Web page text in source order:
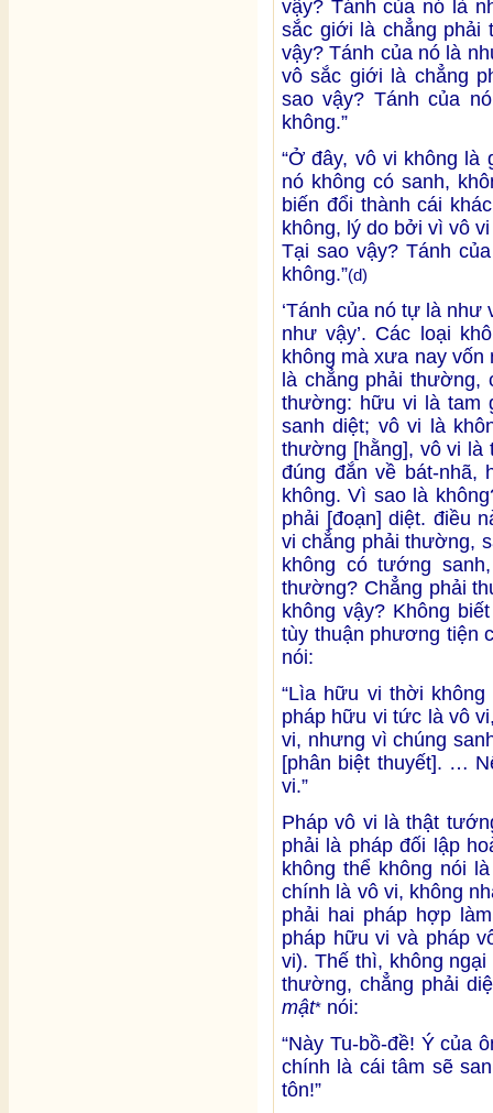
vậy? Tánh của nó là
sắc giới là chẳng phải
vậy? Tánh của nó là
vô sắc giới là chẳng
sao vậy? Tánh của
không.”
“Ở đây, vô vi không
nó không có sanh,
biến đổi thành cái
không, lý do bởi vì vô
Tại sao vậy? Tánh
không.”(d)
‘Tánh của nó tự là như
như vậy’. Các loại
không mà xưa nay
là chẳng phải thường,
thường: hữu vi là tam
sanh diệt; vô vi là
thường [hằng], vô vi
đúng đắn về bát-
không. Vì sao là
phải [đoạn] diệt. điều
vi chẳng phải thường,
không có tướng
thường? Chẳng phải
không vậy? Không
tùy thuận phương tiện
nói:
“Lìa hữu vi thời
pháp hữu vi tức là vô
vi, nhưng vì chúng
[phân biệt thuyết]. …
vi.”
Pháp vô vi là thật
phải là pháp đối lập
không thể không nói
chính là vô vi, không
phải hai pháp hợp
pháp hữu vi và pháp
vi). Thế thì, không
thường, chẳng phải
mật* nói:
“Này Tu-bồ-đề! Ý của
chính là cái tâm sẽ
tôn!”